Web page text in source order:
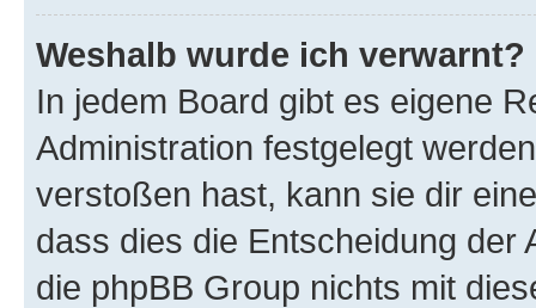
Weshalb wurde ich verwarnt?
In jedem Board gibt es eigene
Administration festgelegt
verstoßen hast, kann sie dir
dass dies die Entscheidung der
die phpBB Group nichts mit